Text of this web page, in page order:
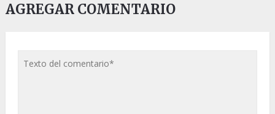
AGREGAR COMENTARIO